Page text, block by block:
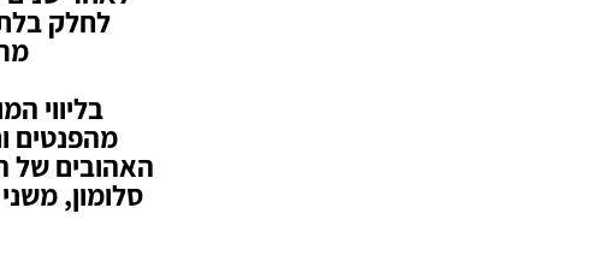
לחלק
בליווי
מהפנטים
האהובים של